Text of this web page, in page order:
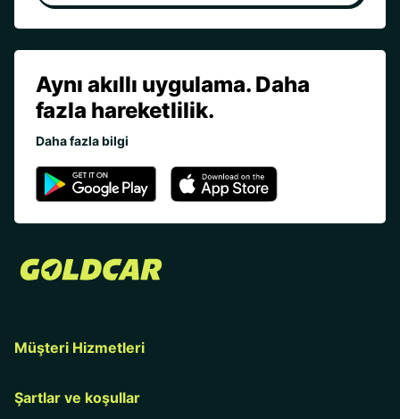
Aynı akıllı uygulama. Daha
fazla hareketlilik.
Daha fazla bilgi
Müşteri Hizmetleri
Şartlar ve koşullar